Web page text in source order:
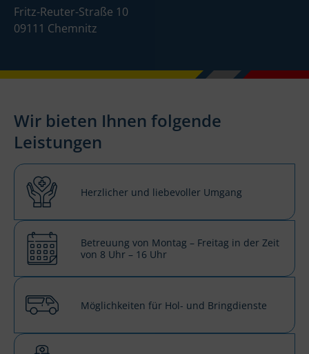
Fritz-Reuter-Straße 10
09111 Chemnitz
Wir bieten Ihnen folgende
Leistungen
Herzlicher und liebevoller Umgang
Betreuung von Montag – Freitag in der Zeit
von 8 Uhr – 16 Uhr
Möglichkeiten für Hol- und Bringdienste